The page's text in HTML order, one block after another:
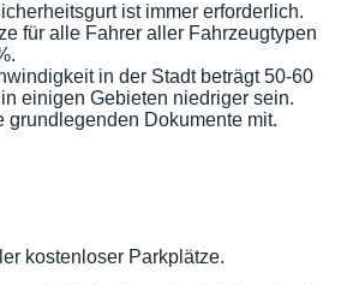
ist immer erforderlich.
für alle Fahrer aller Fahrzeugtypen
in der Stadt beträgt 50-60
einigen Gebieten niedriger sein.
grundlegenden Dokumente mit.
kostenloser Parkplätze.